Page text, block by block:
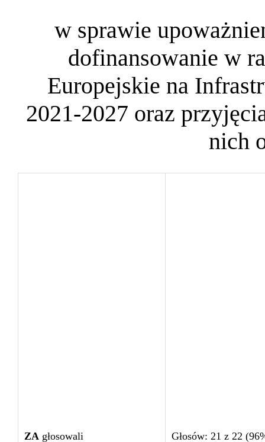
w sprawie
dofinansowanie w
Europejskie na
2021-2027 oraz
nich
ZA głosowali Głosów: 21 z 22